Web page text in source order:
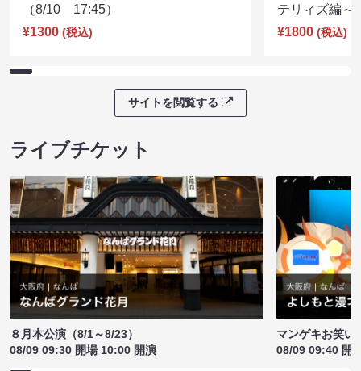
（8/10 17:45）
¥1300 (税込)
テリィズ編
¥1800 (税込)
サイトを閲覧する
ライブチケット
８月本公演（8/1～8/23）
08/09 09:30 開場 10:00 開演
マンゲキお笑い
08/09 09:40 開